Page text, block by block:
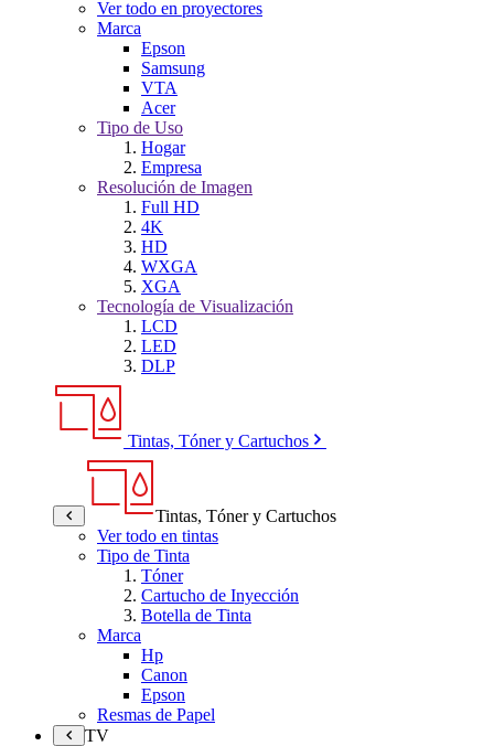
Ver todo en proyectores
Marca
Epson
Samsung
VTA
Acer
Tipo de Uso
Hogar
Empresa
Resolución de Imagen
Full HD
4K
HD
WXGA
XGA
Tecnología de Visualización
LCD
LED
DLP
Tintas, Tóner y Cartuchos
Tintas, Tóner y Cartuchos
Ver todo en tintas
Tipo de Tinta
Tóner
Cartucho de Inyección
Botella de Tinta
Marca
Hp
Canon
Epson
Resmas de Papel
TV